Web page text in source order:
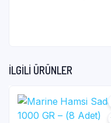
İLGILI ÜRÜNLER